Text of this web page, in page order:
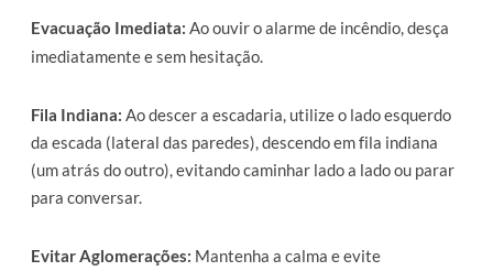
Evacuação Imediata: Ao ouvir o alarme de incêndio, desça
imediatamente e sem hesitação.
Fila Indiana: Ao descer a escadaria, utilize o lado esquerdo
da escada (lateral das paredes), descendo em fila indiana
(um atrás do outro), evitando caminhar lado a lado ou parar
para conversar.
Evitar Aglomerações: Mantenha a calma e evite